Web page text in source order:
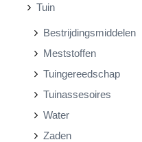
Tuin
Bestrijdingsmiddelen
Meststoffen
Tuingereedschap
Tuinassesoires
Water
Zaden